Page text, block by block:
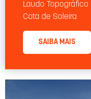
Laudo Topográﬁco
Cota de Soleira
SAIBA MAIS